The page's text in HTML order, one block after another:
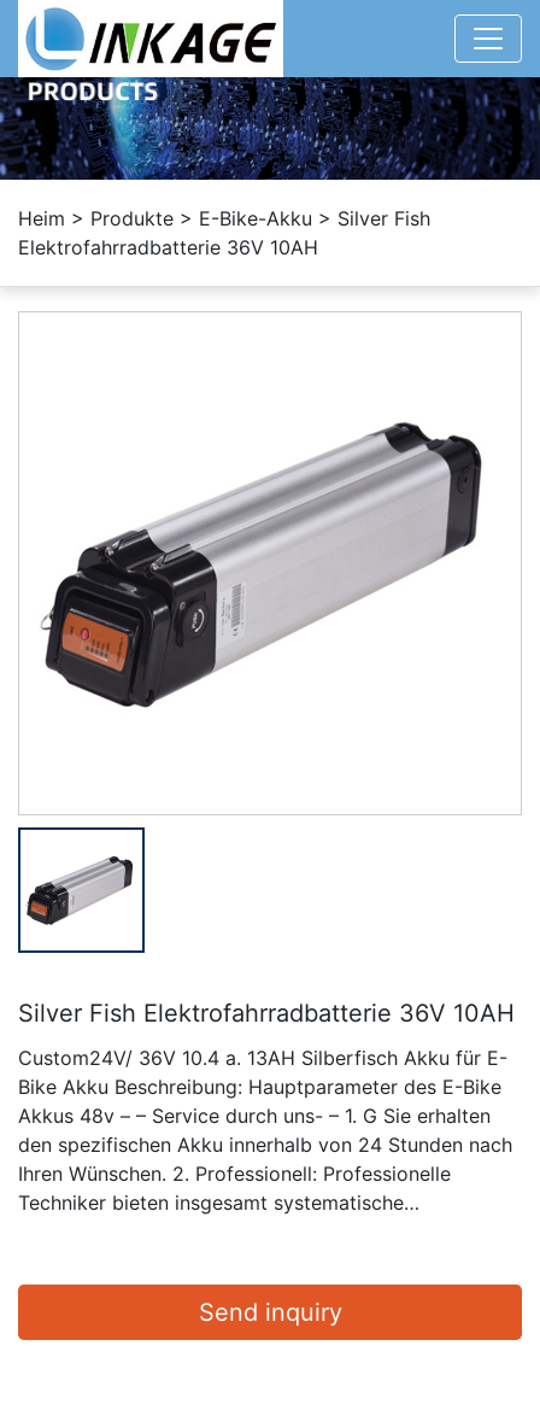
Heim > Produkte > E-Bike-Akku > Silver Fish
Elektrofahrradbatterie 36V 10AH
Silver Fish Elektrofahrradbatterie 36V 10AH
Custom24V/ 36V 10.4 a. 13AH Silberfisch Akku für E-
Bike Akku Beschreibung: Hauptparameter des E-Bike
Akkus 48v – – Service durch uns- – 1. G Sie erhalten
den spezifischen Akku innerhalb von 24 Stunden nach
Ihren Wünschen. 2. Professionell: Professionelle
Techniker bieten insgesamt systematische…
Send inquiry